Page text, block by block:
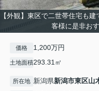
【外観】東区で二世帯住宅も
客様に是非お
価格 1,200万円
土地面積293.31㎡
所在地 新潟県新潟市東区山